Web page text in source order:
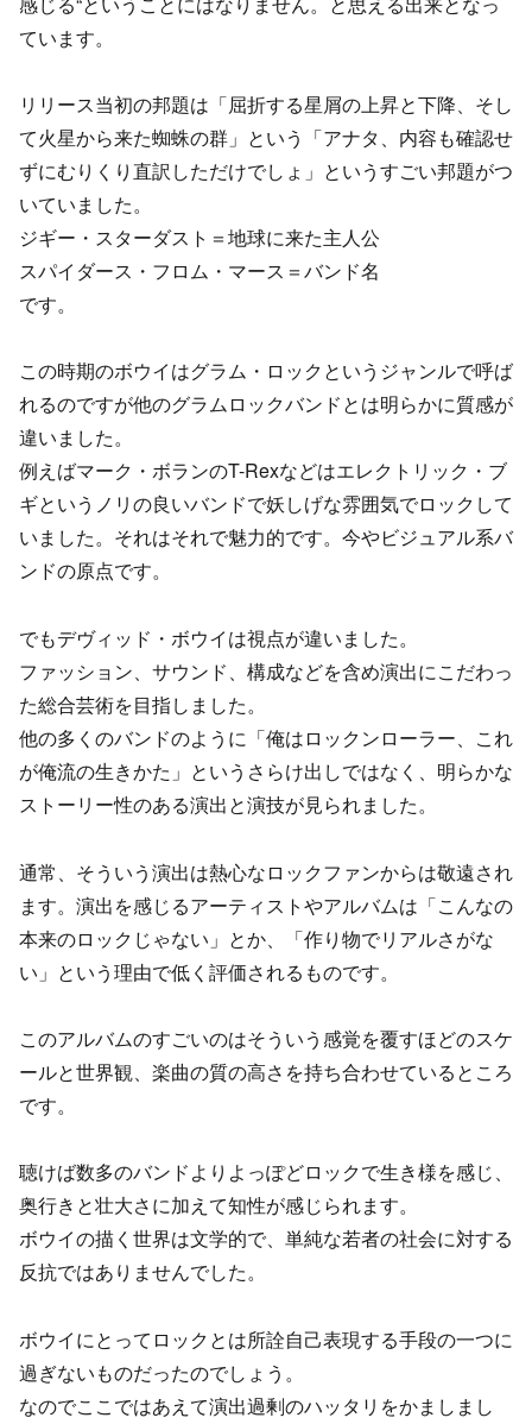
ています。
リリース当初の邦題は「屈折する星屑の上昇と下降、そし
て火星から来た蜘蛛の群」という「アナタ、内容も確認せ
ずにむりくり直訳しただけでしょ」というすごい邦題がつ
いていました。
ジギー・スターダスト＝地球に来た主人公
スパイダース・フロム・マース＝バンド名
です。
この時期のボウイはグラム・ロックというジャンルで呼ば
れるのですが他のグラムロックバンドとは明らかに質感が
違いました。
例えばマーク・ボランのT-Rexなどはエレクトリック・ブ
ギというノリの良いバンドで妖しげな雰囲気でロックして
いました。それはそれで魅力的です。今やビジュアル系バ
ンドの原点です。
でもデヴィッド・ボウイは視点が違いました。
ファッション、サウンド、構成などを含め演出にこだわっ
た総合芸術を目指しました。
他の多くのバンドのように「俺はロックンローラー、これ
が俺流の生きかた」というさらけ出しではなく、明らかな
ストーリー性のある演出と演技が見られました。
通常、そういう演出は熱心なロックファンからは敬遠され
ます。演出を感じるアーティストやアルバムは「こんなの
本来のロックじゃない」とか、「作り物でリアルさがな
い」という理由で低く評価されるものです。
このアルバムのすごいのはそういう感覚を覆すほどのスケ
ールと世界観、楽曲の質の高さを持ち合わせているところ
です。
聴けば数多のバンドよりよっぽどロックで生き様を感じ、
奥行きと壮大さに加えて知性が感じられます。
ボウイの描く世界は文学的で、単純な若者の社会に対する
反抗ではありませんでした。
ボウイにとってロックとは所詮自己表現する手段の一つに
過ぎないものだったのでしょう。
なのでここではあえて演出過剰のハッタリをかましまし